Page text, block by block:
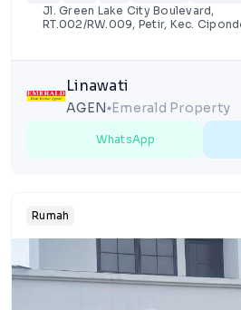
Jl. Green Lake City Boulevard,
RT.002/RW.009, Petir, Kec.
Linawati
AGEN lens Emerald Property
WhatsApp
Rumah